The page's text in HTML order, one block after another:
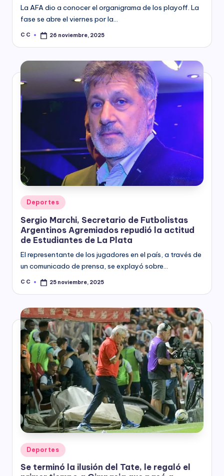
La AFA dio a conocer el organigrama de los playoff. La
fase se abre el viernes por la…
Posted
C C 26 noviembre, 2025
Posted
Deportes
Sergio Marchi, Secretario de Futbolistas
Argentinos Agremiados repudió la actitud
de Estudiantes de La Plata
El representante de los jugadores en el país, a través de
un comunicado de prensa, se explayó sobre…
Posted
C C 25 noviembre, 2025
Posted
in
Deportes
Se terminó la ilusión del Tate, le regaló el